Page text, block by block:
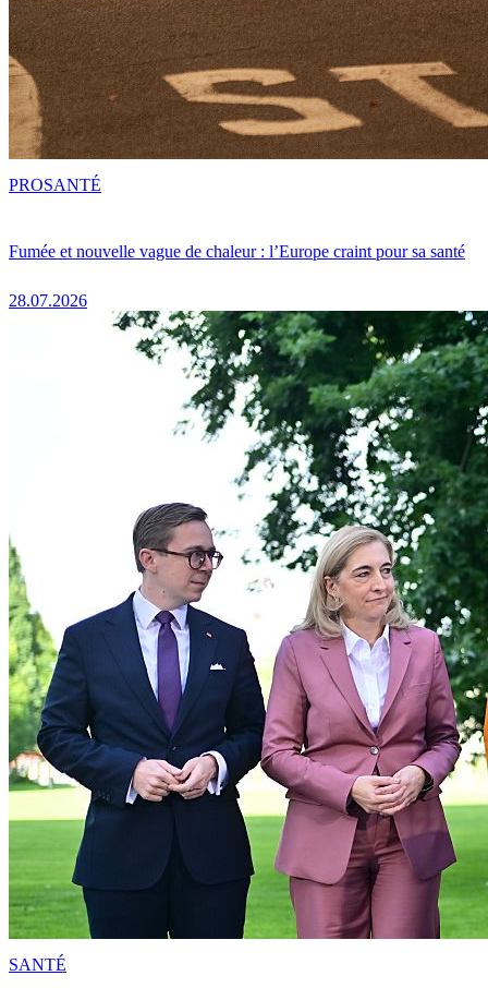
Fumée et nouvelle vague de chaleur : l’Europe craint pour sa santé
28.07.2026
PROSANTÉ
SANTÉ